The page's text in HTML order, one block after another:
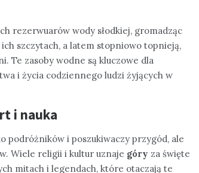
rezerwuarów wody słodkiej, gromadząc
szczytach, a latem stopniowo topnieją,
Te zasoby wodne są kluczowe dla
i życia codziennego ludzi żyjących w
i nauka
podróżników i poszukiwaczy przygód, ale
Wiele religii i kultur uznaje góry za święte
mitach i legendach, które otaczają te